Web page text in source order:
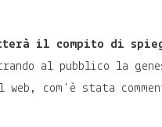
il compito di
al pubblico la
com'è stata